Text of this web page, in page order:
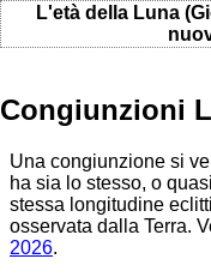
L'età della Luna
Congiunzioni
Una congiunzione si
ha sia lo stesso, o
stessa longitudine
osservata dalla Terra.
2026.